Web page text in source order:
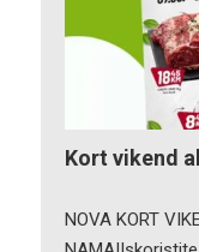
Kort vikend
NOVA KORT